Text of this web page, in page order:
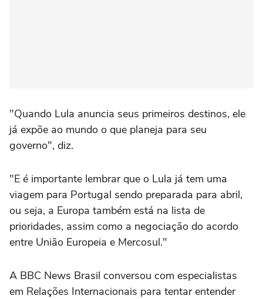
"Quando Lula anuncia seus primeiros destinos, ele
já expõe ao mundo o que planeja para seu
governo", diz.
"E é importante lembrar que o Lula já tem uma
viagem para Portugal sendo preparada para abril,
ou seja, a Europa também está na lista de
prioridades, assim como a negociação do acordo
entre União Europeia e Mercosul."
A BBC News Brasil conversou com especialistas
em Relações Internacionais para tentar entender